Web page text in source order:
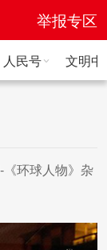
举报专区
人民号 文明
环球人物》杂